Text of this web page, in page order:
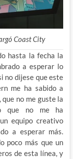
Coast City
hasta la fecha la
a esperar lo
no dijese que este
me ha sabido a
que no me guste la
que no me ha
equipo creativo
a esperar más.
poco más que un
de esta línea, y